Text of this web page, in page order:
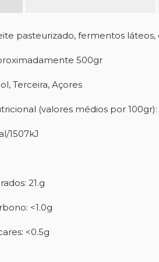
pasteurizado, fermentos
500gr
Terceira, Açores
(valores médios por 100gr):
1507kJ
21.g
<1.0g
<0.5g